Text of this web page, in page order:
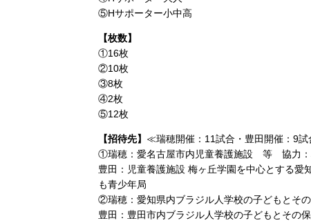
⑤Hサポーター小中高
【枚数】
①16枚
②10枚
③8枚
④2枚
⑤12枚
【招待先】 ≪瑞穂開催：11試合・豊田開催：9
①瑞穂：愛名古屋市内児童養護施設 等 協力：
豊田：児童養護施設 梅ヶ丘学園を中心とする
も青少年局
②瑞穂：愛知県内ブラジル人学校の子どもと
豊田：豊田市内ブラジル人学校の子どもとそ